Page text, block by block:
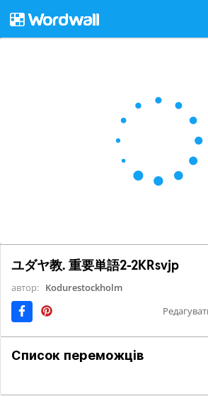
ユダヤ教. 重要単語2-2KRsvjp
автор: Kodurestockholm
Список переможців